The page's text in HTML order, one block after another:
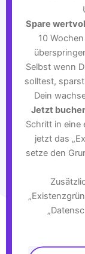
Spare
10
Selbst wenn
solltest,
Dein
Jetzt
Schritt in eine
jetzt das
setze den